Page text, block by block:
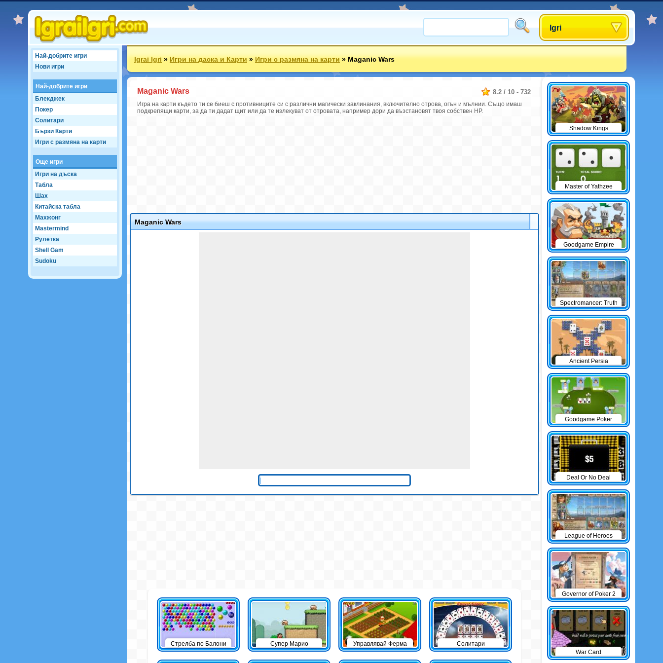
Igri
Най-добрите игри
Нови игри
Най-добрите игри
Блекджек
Покер
Солитари
Бързи Карти
Игри с размяна на карти
Още игри
Игри на дъска
Табла
Шах
Китайска табла
Махжонг
Mastermind
Рулетка
Shell Gam
Sudoku
Igrai Igri»Игри на даска и Карти»Игри с размяна на карти»Maganic Wars
8.2 / 10 - 732
Maganic Wars
Игра на карти където ти се биеш с противниците си с различни магически заклинания, включително отрова, огън и мълнии. Също имаш
подкрепящи карти, за да ти дадат щит или да те излекуват от отровата, например дори да възстановят твоя собствен НР.
Maganic Wars
Стрелба по Балони Супер Марио Управлявай Ферма Солитари
Shadow Kings
Master of Yathzee
Goodgame Empire
Spectromancer: Truth
& Beauty
Ancient Persia
Solitaire
Goodgame Poker
Deal Or No Deal
League of Heroes
Governor of Poker 2
War Card